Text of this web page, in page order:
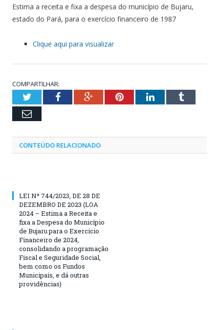
Estima a receita e fixa a despesa do município de Bujaru,
estado do Pará, para o exercício financeiro de 1987
Clique aqui para visualizar
COMPARTILHAR:
TwitterFacebookGoogle+PinterestLinkedInTumblr
Email
CONTEÚDO RELACIONADO
LEI Nº 744/2023, DE 28 DE
DEZEMBRO DE 2023 (LOA
2024 – Estima a Receita e
fixa a Despesa do Município
de Bujaru para o Exercício
Financeiro de 2024,
consolidando a programação
Fiscal e Seguridade Social,
bem como os Fundos
Municipais, e dá outras
providências)